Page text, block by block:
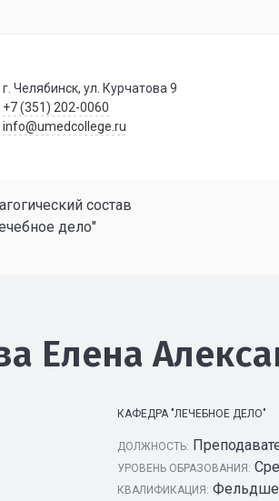
г. Челябинск, ул. Курчатова 9
+7 (351) 202-0060
info@umedcollege.ru
состав
дело"
Елена
КАФЕДРА "ЛЕЧЕБНОЕ ДЕЛО"
ДОЛЖНОСТЬ:
УРОВЕНЬ ОБРАЗОВАНИЯ:
КВАЛИФИКАЦИЯ: